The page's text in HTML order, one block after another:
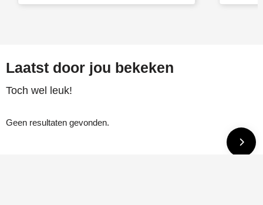
Laatst door jou bekeken
Toch wel leuk!
Geen resultaten gevonden.